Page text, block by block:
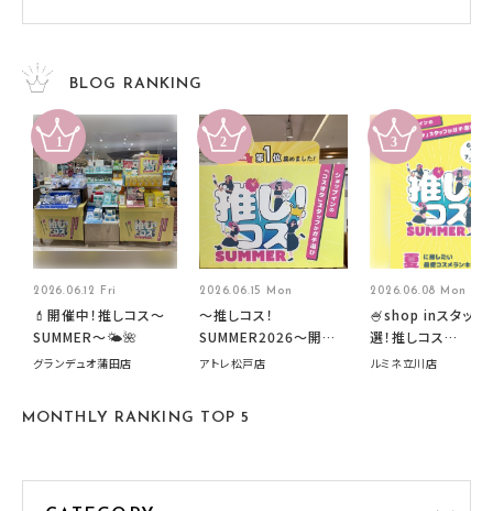
BLOG RANKING
2026.06.12 Fri
💄開催中！推しコス〜
SUMMER〜🌤️🌺
グランデュオ蒲田店
2026.06.15 Mon
～推しコス！
SUMMER2026～開催
中です！
アトレ松戸店
2026.06.08 Mon
🍧shop inスタッフ
選！推しコス
summer2026開催
ルミネ立川店
MONTHLY RANKING TOP 5